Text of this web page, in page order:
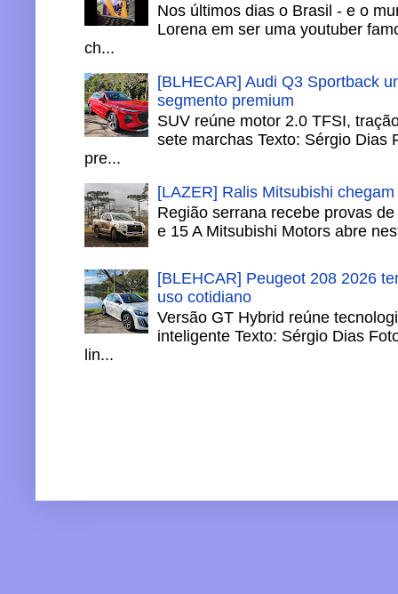
Nos últimos dias o Brasil - e o
Lorena em ser uma youtuber
ch...
[BLHECAR] Audi Q3 Sportback
segmento premium
SUV reúne motor 2.0 TFSI,
sete marchas Texto: Sérgio Dias
pre...
[LAZER] Ralis Mitsubishi
Região serrana recebe provas
e 15 A Mitsubishi Motors abre
[BLEHCAR] Peugeot 208 2026
uso cotidiano
Versão GT Hybrid reúne
inteligente Texto: Sérgio Dias
lin...